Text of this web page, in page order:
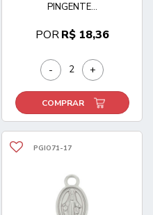
PINGENTE...
PORR$ 18,36
- +
COMPRAR
PGIO71-17